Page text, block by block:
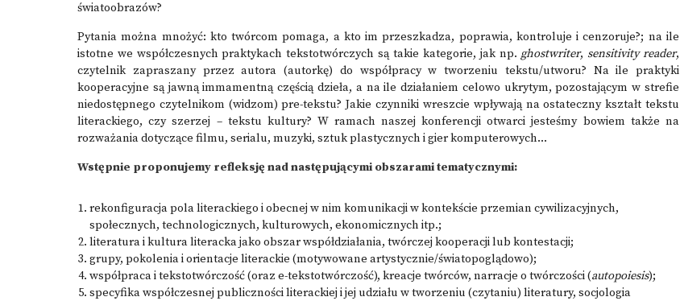
światoobrazów?
Pytania można mnożyć: kto twórcom pomaga, a kto im przeszkadza, poprawia, kontroluje i cenzoruje?; na ile
istotne we współczesnych praktykach tekstotwórczych są takie kategorie, jak np.ghostwriter, sensitivity reader,
czytelnik zapraszany przez autora (autorkę) do współpracy w tworzeniu tekstu/utworu? Na ile praktyki
kooperacyjne są jawną immamentną częścią dzieła, a na ile działaniem celowo ukrytym, pozostającym w strefie
niedostępnego czytelnikom (widzom) pre-tekstu? Jakie czynniki wreszcie wpływają na ostateczny kształt tekstu
literackiego, czy szerzej – tekstu kultury? W ramach naszej konferencji otwarci jesteśmy bowiem także na
rozważania dotyczące filmu, serialu, muzyki, sztuk plastycznych i gier komputerowych…
Wstępnie proponujemy refleksję nad następującymi obszarami tematycznymi:
rekonfiguracja pola literackiego i obecnej w nim komunikacji w kontekście przemian cywilizacyjnych,
społecznych, technologicznych, kulturowych, ekonomicznych itp.;
literatura i kultura literacka jako obszar współdziałania, twórczej kooperacji lub kontestacji;
grupy, pokolenia i orientacje literackie (motywowane artystycznie/światopoglądowo);
współpraca i tekstotwórczość (oraz e-tekstotwórczość), kreacje twórców, narracje o twórczości (autopoiesis);
specyfika współczesnej publiczności literackiej i jej udziału w tworzeniu (czytaniu) literatury, socjologia